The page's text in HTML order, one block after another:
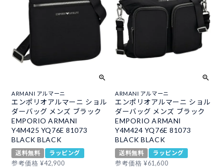
ARMANI アルマーニ
エンポリオアルマーニ ショル
ダーバッグ メンズ ブラック
EMPORIO ARMANI
Y4M425 YQ76E 81073
BLACK BLACK
送料無料
ラッピング
参考価格 ¥42,900
ARMANI アルマーニ
エンポリオアルマーニ ショル
ダーバッグ メンズ ブラック
EMPORIO ARMANI
Y4M424 YQ76E 81073
BLACK BLACK
送料無料
ラッピング
参考価格 ¥61,600